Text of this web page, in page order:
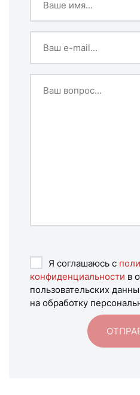
Я соглашаюсь с
конфиденциальности в
пользовательских
на обработку